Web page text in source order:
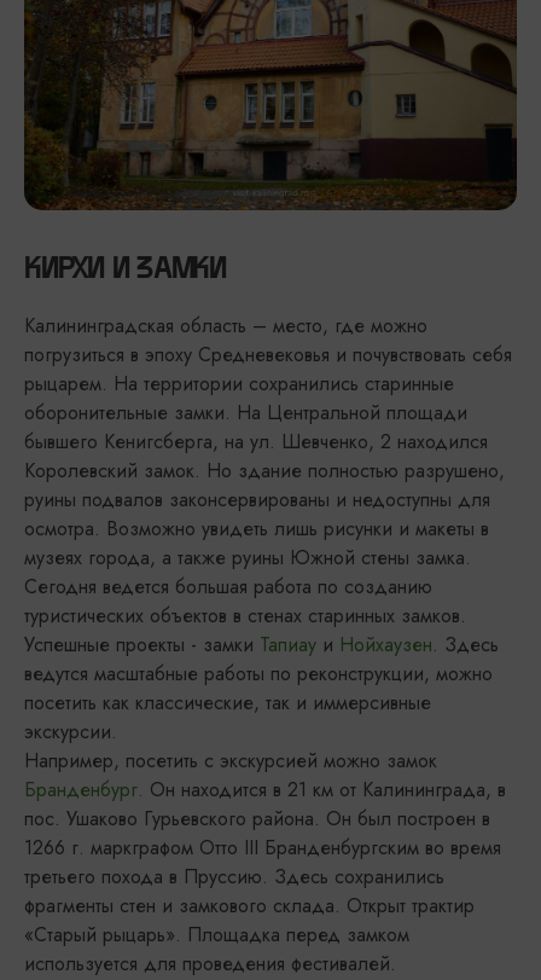
КИРХИ И ЗАМКИ
Калининградская область – место, где можно
погрузиться в эпоху Средневековья и почувствовать себя
рыцарем. На территории сохранились старинные
оборонительные замки. На Центральной площади
бывшего Кенигсберга, на ул. Шевченко, 2 находился
Королевский замок. Но здание полностью разрушено,
руины подвалов законсервированы и недоступны для
осмотра. Возможно увидеть лишь рисунки и макеты в
музеях города, а также руины Южной стены замка.
Сегодня ведется большая работа по созданию
туристических объектов в стенах старинных замков.
Успешные проекты - замки Тапиау и Нойхаузен. Здесь
ведутся масштабные работы по реконструкции, можно
посетить как классические, так и иммерсивные
экскурсии.
Например, посетить с экскурсией можно замок
Бранденбург. Он находится в 21 км от Калининграда, в
пос. Ушаково Гурьевского района. Он был построен в
1266 г. маркграфом Отто III Бранденбургским во время
третьего похода в Пруссию. Здесь сохранились
фрагменты стен и замкового склада. Открыт трактир
«Старый рыцарь». Площадка перед замком
используется для проведения фестивалей.